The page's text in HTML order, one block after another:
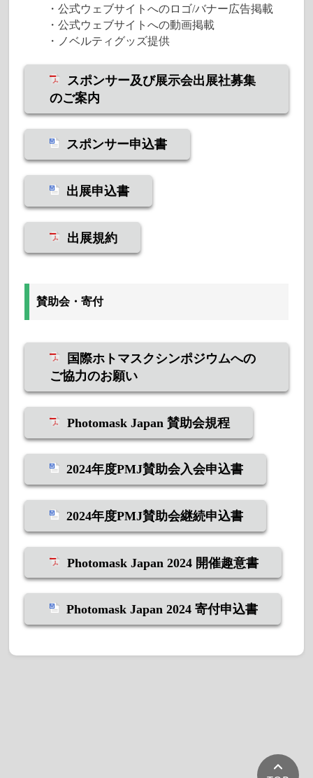
・公式ウェブサイトへのロゴ/バナー広告掲載
・公式ウェブサイトへの動画掲載
・ノベルティグッズ提供
スポンサー及び展示会出展社募集
のご案内
スポンサー申込書
出展申込書
出展規約
賛助会・寄付
国際ホトマスクシンポジウムへの
ご協力のお願い
Photomask Japan 賛助会規程
2024年度PMJ賛助会入会申込書
2024年度PMJ賛助会継続申込書
Photomask Japan 2024 開催趣意書
Photomask Japan 2024 寄付申込書